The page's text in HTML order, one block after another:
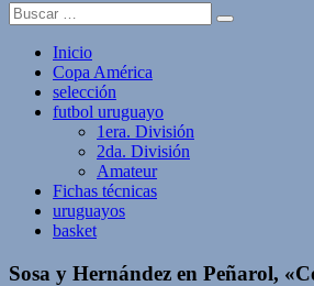
Buscar:
Inicio
Copa América
selección
futbol uruguayo
1era. División
2da. División
Amateur
Fichas técnicas
uruguayos
basket
Sosa y Hernández en Peñarol,